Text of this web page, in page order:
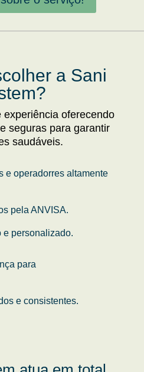
a Sani
experiência oferecendo
seguras para garantir
saudáveis.
e operadorres altamente
pela ANVISA.
e personalizado.
para
e consistentes.